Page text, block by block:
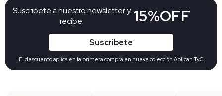
Suscribete a nuestro newsletter y
recibe:
15%OFF
Suscribete
El descuento aplica en la primera compra en nueva colección Aplican TyC